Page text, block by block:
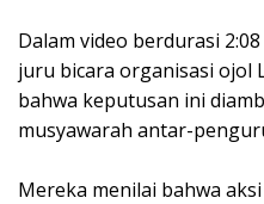
‎Dalam video berdurasi
juru bicara organisasi ojol
bahwa keputusan ini
musyawarah antar-
‎Mereka menilai bahwa